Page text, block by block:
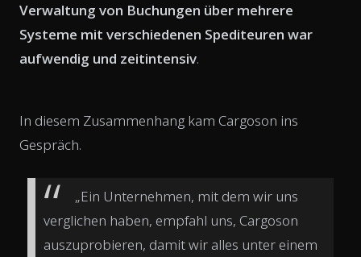
Verwaltung von Buchungen über mehrere
Systeme mit verschiedenen Spediteuren war
aufwendig und zeitintensiv.
In diesem Zusammenhang kam Cargoson ins
Gespräch.
„Ein Unternehmen, mit dem wir uns
verglichen haben, empfahl uns, Cargoson
auszuprobieren, damit wir alles unter einem